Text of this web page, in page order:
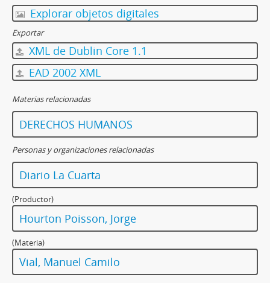
Explorar objetos digitales
Exportar
XML de Dublin Core 1.1
EAD 2002 XML
Materias relacionadas
DERECHOS HUMANOS
Personas y organizaciones relacionadas
Diario La Cuarta
(Productor)
Hourton Poisson, Jorge
(Materia)
Vial, Manuel Camilo